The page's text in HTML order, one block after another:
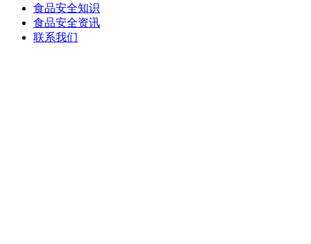
食品安全知识
食品安全资讯
联系我们